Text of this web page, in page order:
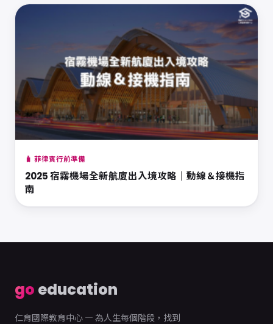
🧳 菲律賓行前準備
2025 宿霧機場全新航廈出入境攻略｜動線＆接機指
南
go education
仁育國際教育中心 — 為人生每個階段，找到